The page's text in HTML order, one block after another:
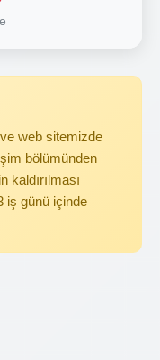
web sitemizde
bölümünden
kaldırılması
iş günü içinde